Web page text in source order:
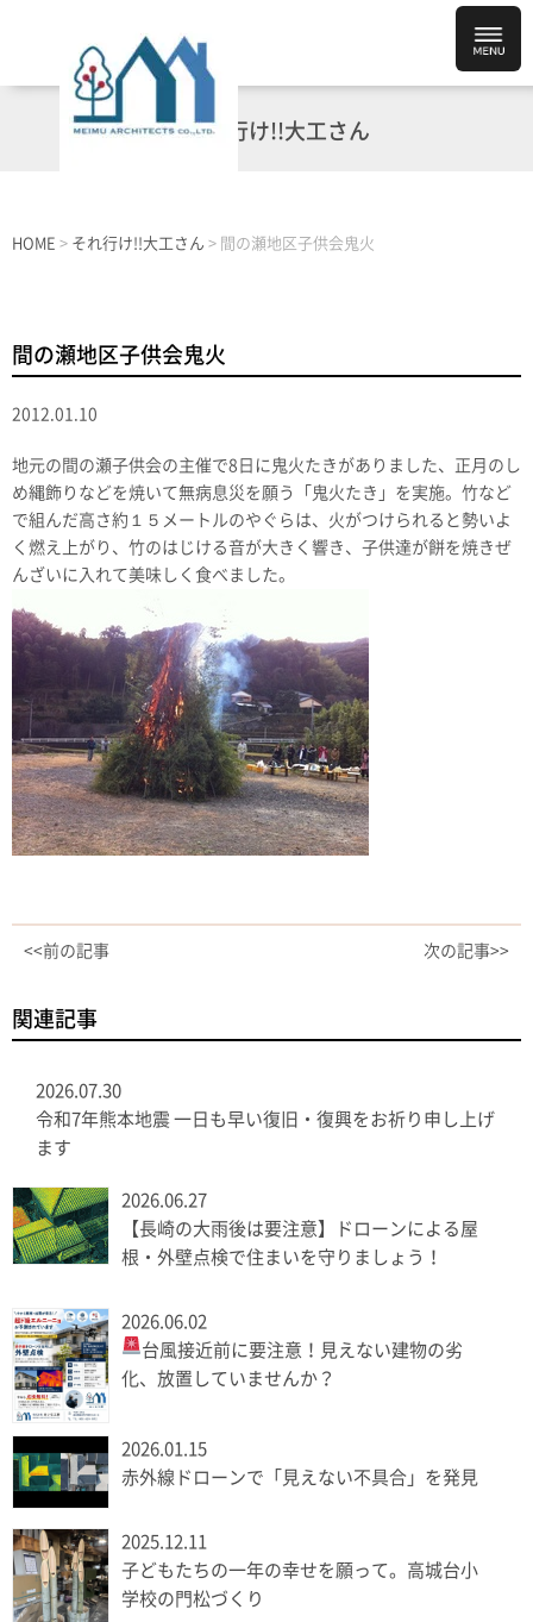
それ行け!!大工さん
HOME > それ行け!!大工さん > 間の瀬地区子供会鬼火
間の瀬地区子供会鬼火
2012.01.10
地元の間の瀬子供会の主催で8日に鬼火たきがありました、正月のし
め縄飾りなどを焼いて無病息災を願う「鬼火たき」を実施。竹など
で組んだ高さ約１５メートルのやぐらは、火がつけられると勢いよ
く燃え上がり、竹のはじける音が大きく響き、子供達が餅を焼きぜ
んざいに入れて美味しく食べました。
<<前の記事 次の記事>>
関連記事
2026.07.30
令和7年熊本地震 一日も早い復旧・復興をお祈り申し上げ
ます
2026.06.27
【長崎の大雨後は要注意】ドローンによる屋
根・外壁点検で住まいを守りましょう！
2026.06.02
台風接近前に要注意！見えない建物の劣
化、放置していませんか？
2026.01.15
赤外線ドローンで「見えない不具合」を発見
2025.12.11
子どもたちの一年の幸せを願って。高城台小
学校の門松づくり